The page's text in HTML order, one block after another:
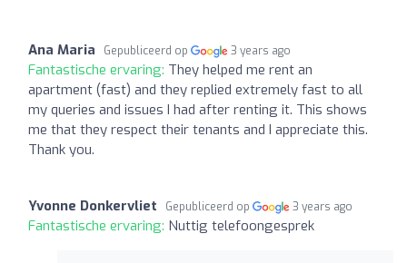
Ana Maria Gepubliceerd op 3 years ago
Fantastische ervaring: They helped me rent an
apartment (fast) and they replied extremely fast to all
my queries and issues I had after renting it. This shows
me that they respect their tenants and I appreciate this.
Thank you.
Yvonne Donkervliet Gepubliceerd op 3 years ago
Fantastische ervaring: Nuttig telefoongesprek